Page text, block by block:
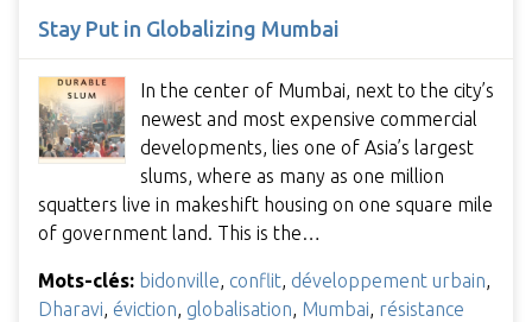
Stay Put in Globalizing Mumbai
In the center of Mumbai, next to the city’s
newest and most expensive commercial
developments, lies one of Asia’s largest
slums, where as many as one million
squatters live in makeshift housing on one square mile
of government land. This is the…
Mots-clés: bidonville conflit développement urbain
Dharavi éviction globalisation Mumbai résistance